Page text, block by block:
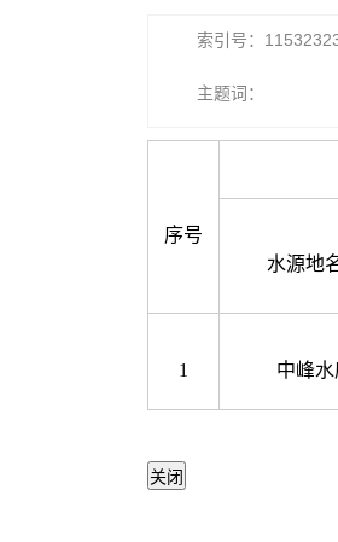
索引号：
主题词：
序号
水源地
1 中峰水